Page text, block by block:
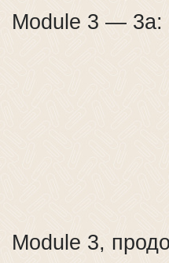
Module 3 —
Module 3,